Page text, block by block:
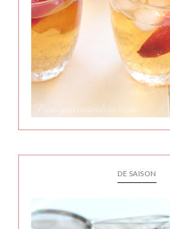
DE SAISON